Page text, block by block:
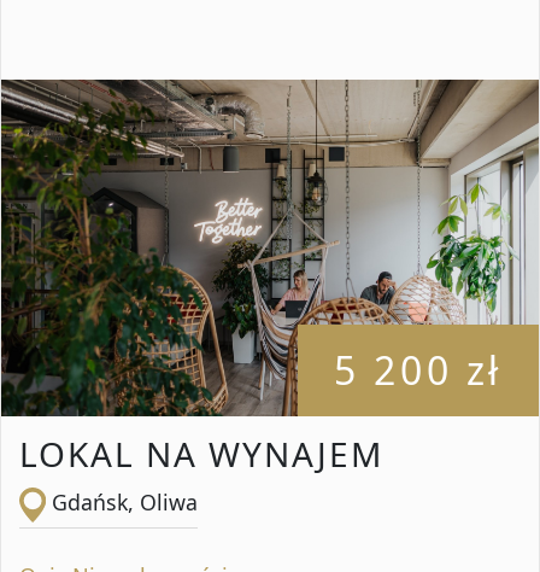
5 200 zł
LOKAL NA WYNAJEM
Gdańsk, Oliwa